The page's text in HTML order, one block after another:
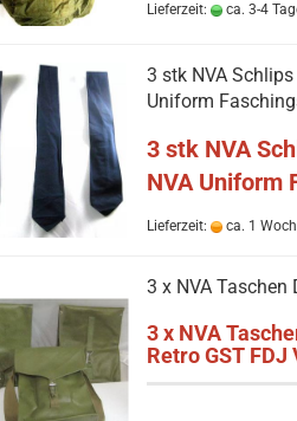
Lieferzeit: ca. 3-4
3 stk NVA
Uniform
3 stk NVA
NVA Uniform
Lieferzeit: ca. 1
3 x NVA Taschen
3 x NVA
Retro GST